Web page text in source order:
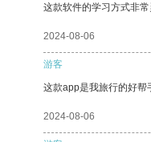
这款软件的学习方式非
2024-08-06
游客
这款app是我旅行的好帮
2024-08-06